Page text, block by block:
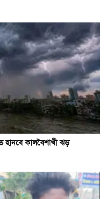
হানবে কালবৈশাখী ঝড়